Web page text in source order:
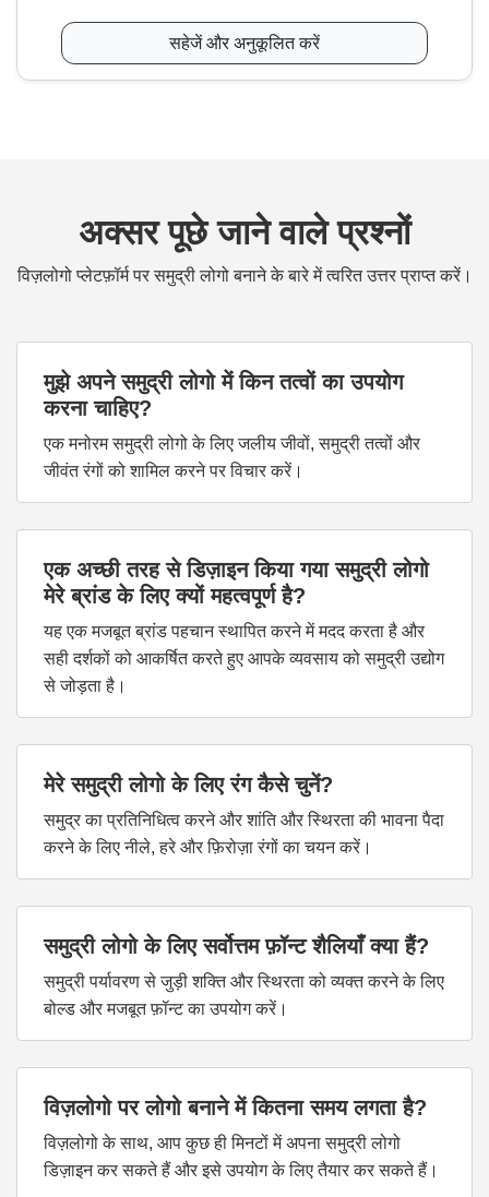
सहेजें और अनुकूलित करें
अक्सर पूछे जाने वाले प्रश्नों
विज़लोगो प्लेटफ़ॉर्म पर समुद्री लोगो बनाने के बारे में त्वरित उत्तर प्राप्त करें।
मुझे अपने समुद्री लोगो में किन तत्वों का उपयोग
करना चाहिए?
एक मनोरम समुद्री लोगो के लिए जलीय जीवों, समुद्री तत्वों और
जीवंत रंगों को शामिल करने पर विचार करें।
एक अच्छी तरह से डिज़ाइन किया गया समुद्री लोगो
मेरे ब्रांड के लिए क्यों महत्वपूर्ण है?
यह एक मजबूत ब्रांड पहचान स्थापित करने में मदद करता है और
सही दर्शकों को आकर्षित करते हुए आपके व्यवसाय को समुद्री उद्योग
से जोड़ता है।
मेरे समुद्री लोगो के लिए रंग कैसे चुनें?
समुद्र का प्रतिनिधित्व करने और शांति और स्थिरता की भावना पैदा
करने के लिए नीले, हरे और फ़िरोज़ा रंगों का चयन करें।
समुद्री लोगो के लिए सर्वोत्तम फ़ॉन्ट शैलियाँ क्या हैं?
समुद्री पर्यावरण से जुड़ी शक्ति और स्थिरता को व्यक्त करने के लिए
बोल्ड और मजबूत फ़ॉन्ट का उपयोग करें।
विज़लोगो पर लोगो बनाने में कितना समय लगता है?
विज़लोगो के साथ, आप कुछ ही मिनटों में अपना समुद्री लोगो
डिज़ाइन कर सकते हैं और इसे उपयोग के लिए तैयार कर सकते हैं।